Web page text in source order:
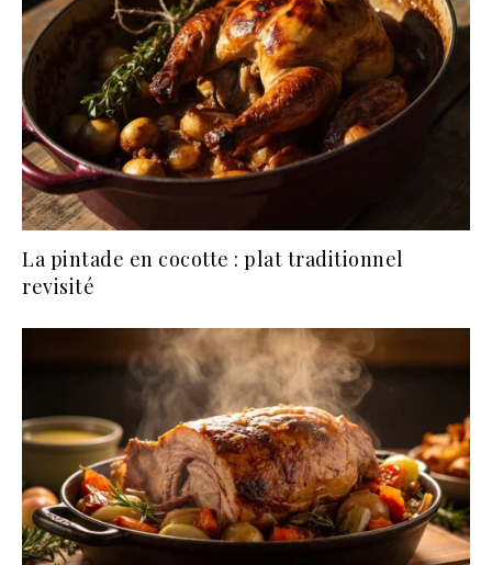
La pintade en cocotte : plat traditionnel
revisité